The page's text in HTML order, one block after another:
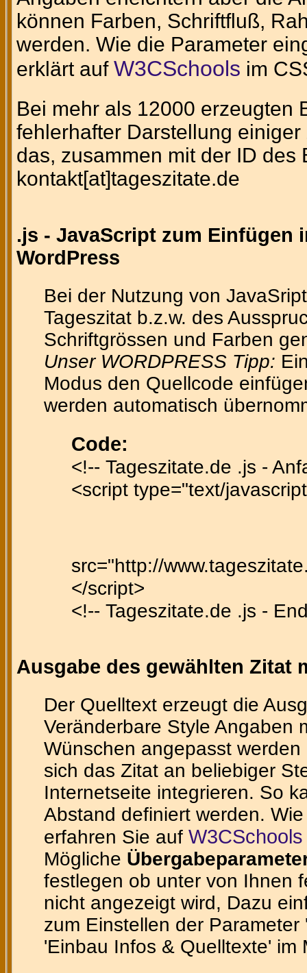
können Farben, Schriftfluß,
werden. Wie die Parameter
erklärt auf W3CSchools im
Bei mehr als 12000 erzeugten
fehlerhafter Darstellung
das, zusammen mit der ID
kontakt[at]tageszitate.de
.js - JavaScript zum Einfügen
WordPress
Bei der Nutzung von
Tageszitat b.z.w. des
Schriftgrössen und Farben
Unser WORDPRESS Tipp:
Modus den Quellcode
werden automatisch
Code:
<!-- Tageszitate.de .js -
<script type="text/
src="http://
</script>
<!-- Tageszitate.de .js -
Ausgabe des gewählten Zitat
Der Quelltext erzeugt die
Veränderbare Style Angaben
Wünschen angepasst
sich das Zitat an beliebiger
Internetseite integrieren. So
Abstand definiert werden.
erfahren Sie auf
Mögliche
festlegen ob unter von Ihnen
nicht angezeigt wird, Dazu
zum Einstellen der
'Einbau Infos & Quelltexte' im